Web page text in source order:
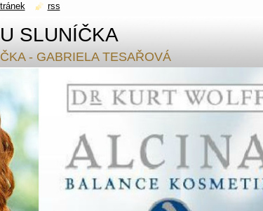
SLUNÍČKA
- GABRIELA TESAŘOVÁ
rss